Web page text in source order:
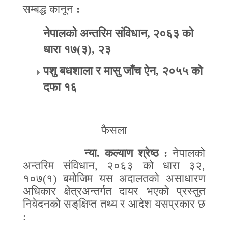
सम्बद्ध कानून :
नेपालको अन्तरिम संविधान, २०६३ को
धारा १७(३), २३
पशु बधशाला र मासु जाँच ऐन, २०५५ को
दफा १६
फैसला
न्या. कल्याण श्रेष्ठ : नेपालको
अन्तरिम संविधान, २०६३ को धारा ३२,
१०७(१) बमोजिम यस अदालतको असाधारण
अधिकार क्षेत्रअन्तर्गत दायर भएको प्रस्तुत
निवेदनको सङ्‌क्षिप्त तथ्य र आदेश यसप्रकार छ
: